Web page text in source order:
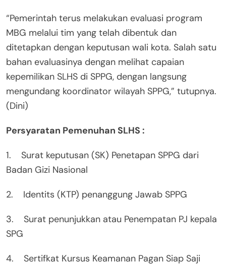
“Pemerintah terus melakukan evaluasi program
MBG melalui tim yang telah dibentuk dan
ditetapkan dengan keputusan wali kota. Salah satu
bahan evaluasinya dengan melihat capaian
kepemilikan SLHS di SPPG, dengan langsung
mengundang koordinator wilayah SPPG,” tutupnya.
(Dini)
Persyaratan Pemenuhan SLHS :
1. Surat keputusan (SK) Penetapan SPPG dari
Badan Gizi Nasional
2. Identits (KTP) penanggung Jawab SPPG
3. Surat penunjukkan atau Penempatan PJ kepala
SPG
4. Sertifkat Kursus Keamanan Pagan Siap Saji